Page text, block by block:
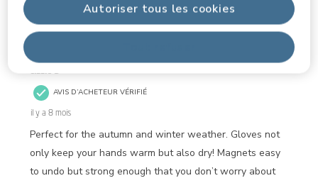
Autoriser tous les cookies
sur
avis.
5 sur 5 étoiles.
AVIS D’ACHETEUR VÉRIFIÉ
il y a 8 mois
Perfect for the autumn and winter weather. Gloves not
only keep your hands warm but also dry! Magnets easy
to undo but strong enough that you don’t worry about